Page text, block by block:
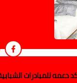
للمبادرات